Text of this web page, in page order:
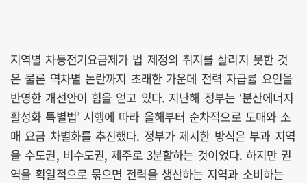
지역별 차등전기요금제가 법 제정의 취지를 살리지 못한 것
은 물론 역차별 논란까지 초래한 가운데 전력 자급률 요인을
반영한 개선안이 힘을 얻고 있다. 지난해 정부는 ‘분산에너지
활성화 특별법’ 시행에 따라 올해부터 순차적으로 도매와 소
매 요금 차별화를 추진했다. 정부가 제시한 방식은 부과 지역
을 수도권, 비수도권, 제주로 3분할하는 것이었다. 하지만 권
역을 획일적으로 묶으면 전력을 생산하는 지역과 소비하는